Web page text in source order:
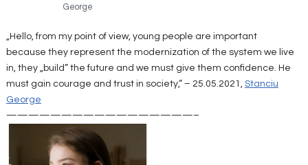
George
„Hello, from my point of view, young people are important
because they represent the modernization of the system we live
in, they „build” the future and we must give them confidence. He
must gain courage and trust in society,” – 25.05.2021, Stanciu
George
—————————————————–